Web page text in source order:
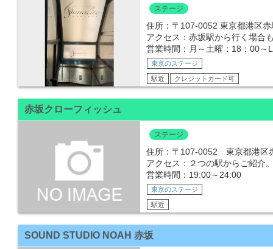
ステージ
住所：〒107-0052 東京都港区
アクセス：赤坂駅から行く場合
営業時間：月～土曜：18：00
東京のステージ
駅近 クレジットカード可
赤坂クローフィッシュ
ステージ
住所：〒107-0052 東京都港区
アクセス：２つの駅からご紹介
営業時間：19:00～24:00
東京のステージ
駅近
SOUND STUDIO NOAH 赤坂